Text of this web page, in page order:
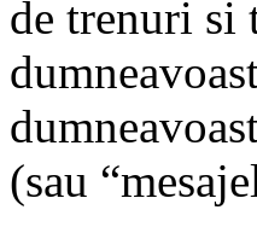
de trenuri si
(sau